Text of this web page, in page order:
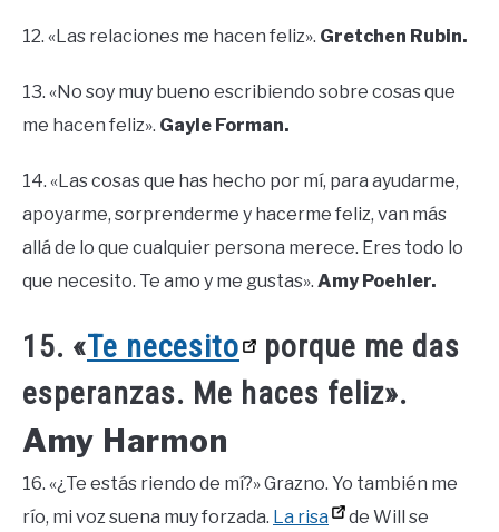
12. «Las relaciones me hacen feliz». Gretchen Rubin.
13. «No soy muy bueno escribiendo sobre cosas que
me hacen feliz». Gayle Forman.
14. «Las cosas que has hecho por mí, para ayudarme,
apoyarme, sorprenderme y hacerme feliz, van más
allá de lo que cualquier persona merece. Eres todo lo
que necesito. Te amo y me gustas». Amy Poehler.
15. «Te necesito
porque me das
esperanzas. Me haces feliz».
Amy Harmon
16. «¿Te estás riendo de mí?» Grazno. Yo también me
río, mi voz suena muy forzada. La risa de Will se